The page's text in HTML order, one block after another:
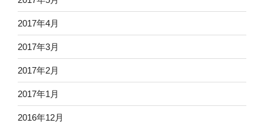
2017年4月
2017年3月
2017年2月
2017年1月
2016年12月